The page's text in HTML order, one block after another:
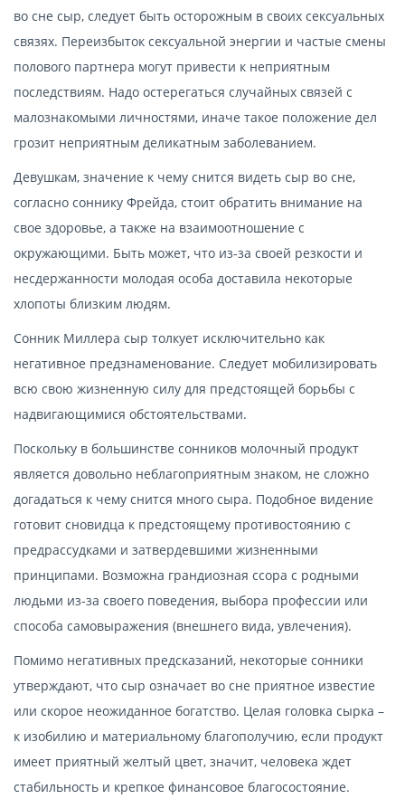
во сне сыр, следует быть осторожным в своих сексуальных
связях. Переизбыток сексуальной энергии и частые смены
полового партнера могут привести к неприятным
последствиям. Надо остерегаться случайных связей с
малознакомыми личностями, иначе такое положение дел
грозит неприятным деликатным заболеванием.
Девушкам, значение к чему снится видеть сыр во сне,
согласно соннику Фрейда, стоит обратить внимание на
свое здоровье, а также на взаимоотношение с
окружающими. Быть может, что из-за своей резкости и
несдержанности молодая особа доставила некоторые
хлопоты близким людям.
Сонник Миллера сыр толкует исключительно как
негативное предзнаменование. Следует мобилизировать
всю свою жизненную силу для предстоящей борьбы с
надвигающимися обстоятельствами.
Поскольку в большинстве сонников молочный продукт
является довольно неблагоприятным знаком, не сложно
догадаться к чему снится много сыра. Подобное видение
готовит сновидца к предстоящему противостоянию с
предрассудками и затвердевшими жизненными
принципами. Возможна грандиозная ссора с родными
людьми из-за своего поведения, выбора профессии или
способа самовыражения (внешнего вида, увлечения).
Помимо негативных предсказаний, некоторые сонники
утверждают, что сыр означает во сне приятное известие
или скорое неожиданное богатство. Целая головка сырка –
к изобилию и материальному благополучию, если продукт
имеет приятный желтый цвет, значит, человека ждет
стабильность и крепкое финансовое благосостояние.